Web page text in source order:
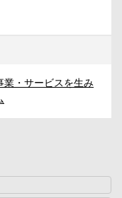
業・サービスを生み